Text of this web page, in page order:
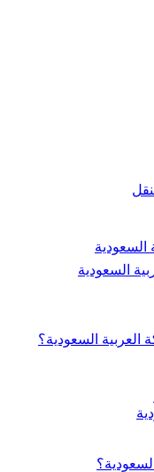
السعودية
السعودية
العربية السعودية؟